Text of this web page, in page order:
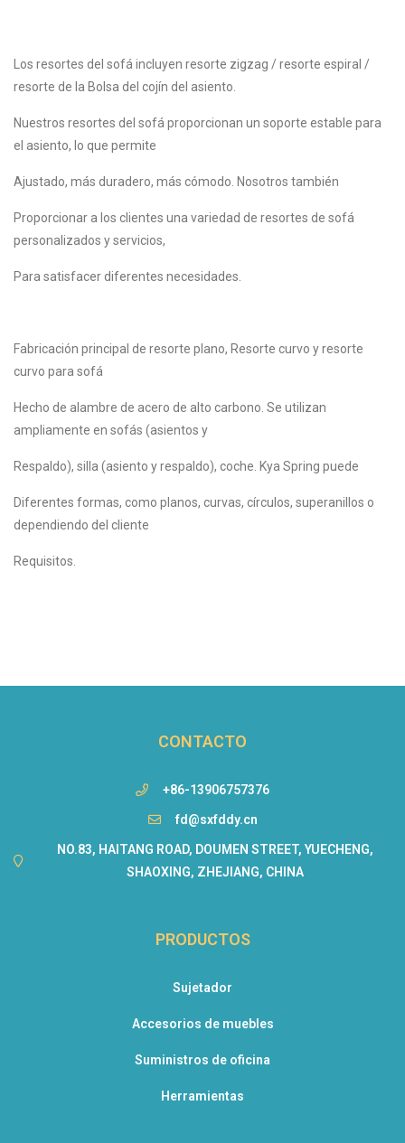
Los resortes del sofá incluyen resorte zigzag / resorte espiral /
resorte de la Bolsa del cojín del asiento.
Nuestros resortes del sofá proporcionan un soporte estable para
el asiento, lo que permite
Ajustado, más duradero, más cómodo. Nosotros también
Proporcionar a los clientes una variedad de resortes de sofá
personalizados y servicios,
Para satisfacer diferentes necesidades.
Fabricación principal de resorte plano, Resorte curvo y resorte
curvo para sofá
Hecho de alambre de acero de alto carbono. Se utilizan
ampliamente en sofás (asientos y
Respaldo), silla (asiento y respaldo), coche. Kya Spring puede
Diferentes formas, como planos, curvas, círculos, superanillos o
dependiendo del cliente
Requisitos.
CONTACTO
+86-13906757376
fd@sxfddy.cn
NO.83, HAITANG ROAD, DOUMEN STREET, YUECHENG,
SHAOXING, ZHEJIANG, CHINA
PRODUCTOS
Sujetador
Accesorios de muebles
Suministros de oficina
Herramientas